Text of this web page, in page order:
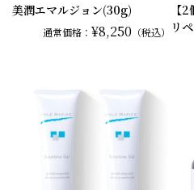
美潤エマルジョン(30g)
通常価格：¥8,250 （税込）
【
リ